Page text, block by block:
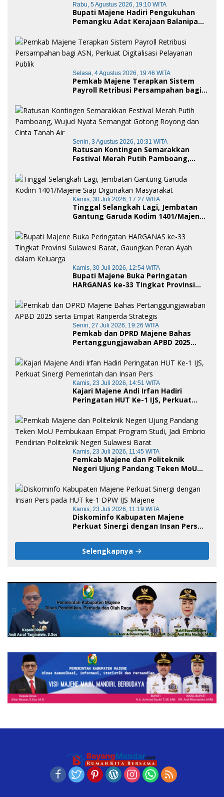
Rabu, 5 Agustus 2026, 19:10 WITA
Bupati Majene Hadiri Pengukuhan
Pemangku Adat Kerajaan Balanipa
Kehormatan Adat
Selasa, 4 Agustus 2026, 19:46 WITA
Pemkab Majene Terapkan Sistem
Payroll Retribusi Persampahan bagi
Publik
Senin, 3 Agustus 2026, 10:31 WITA
Ratusan Kontingen Semarakkan
Festival Merah Putih Pamboang,
Royong dan Cinta Tanah Air
Kamis, 30 Juli 2026, 17:27 WITA
Tinggal Selangkah Lagi, Jembatan
Gantung Garuda Kodim 1401/Majene
Kamis, 30 Juli 2026, 12:54 WITA
Bupati Majene Buka Peringatan
HARGANAS ke-33 Tingkat Provinsi
Ayah dalam Keluarga
Senin, 27 Juli 2026, 19:26 WITA
Pemkab dan DPRD Majene Bahas
Pertanggungjawaban APBD 2025
Kamis, 23 Juli 2026, 14:51 WITA
Kajari Majene Andi Irfan Hadiri
Peringatan HUT Ke-1 IJS, Perkuat
Kamis, 23 Juli 2026, 11:45 WITA
Pemkab Majene dan Politeknik
Negeri Ujung Pandang Teken MoU
Jadi Embrio Pendirian Politeknik
Negeri Sulawesi Barat
Kamis, 23 Juli 2026, 11:19 WITA
Diskominfo Kabupaten Majene
Perkuat Sinergi dengan Insan Pers
Selengkapnya